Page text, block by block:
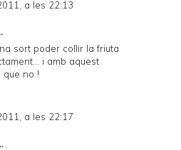
a les 22:13
sort poder collir la friuta
i amb aquest
que no !
a les 22:17